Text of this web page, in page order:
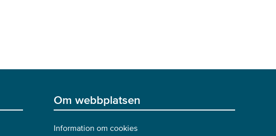
Om webbplatsen
Information om cookies